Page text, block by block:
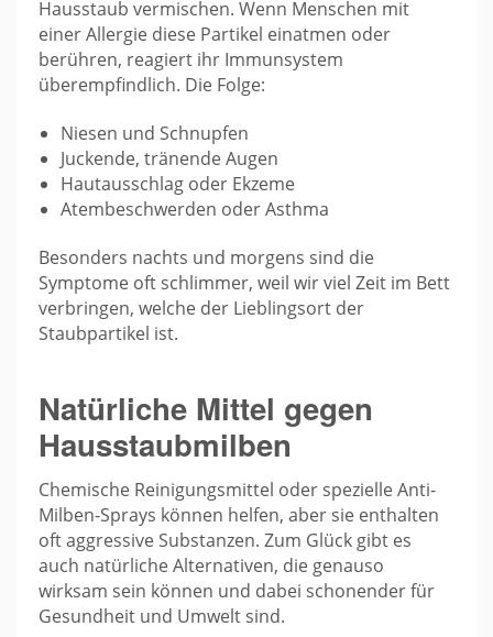
Hausstaub vermischen. Wenn Menschen mit
einer Allergie diese Partikel einatmen oder
berühren, reagiert ihr Immunsystem
überempfindlich. Die Folge:
Niesen und Schnupfen
Juckende, tränende Augen
Hautausschlag oder Ekzeme
Atembeschwerden oder Asthma
Besonders nachts und morgens sind die
Symptome oft schlimmer, weil wir viel Zeit im Bett
verbringen, welche der Lieblingsort der
Staubpartikel ist.
Natürliche Mittel gegen
Hausstaubmilben
Chemische Reinigungsmittel oder spezielle Anti-
Milben-Sprays können helfen, aber sie enthalten
oft aggressive Substanzen. Zum Glück gibt es
auch natürliche Alternativen, die genauso
wirksam sein können und dabei schonender für
Gesundheit und Umwelt sind.